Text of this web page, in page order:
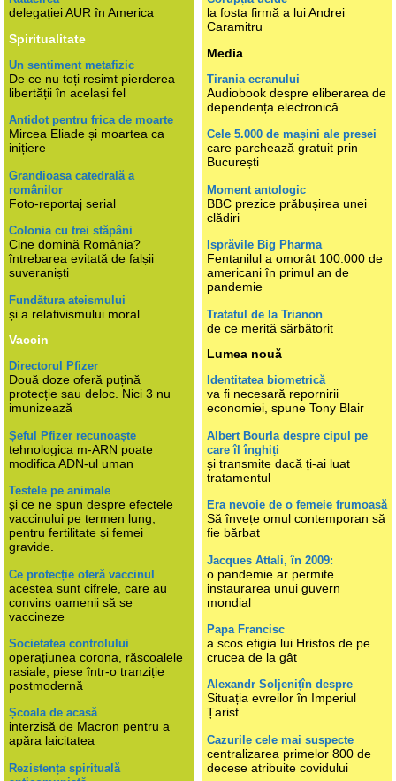
delegației AUR în America
Spiritualitate
Un sentiment metafizic
De ce nu toți resimt pierderea
libertății în același fel
Antidot pentru frica de moarte
Mircea Eliade și moartea ca
inițiere
Grandioasa catedrală a
românilor
Foto-reportaj serial
Colonia cu trei stăpâni
Cine domină România?
întrebarea evitată de falșii
suveraniști
Fundătura ateismului
și a relativismului moral
Vaccin
Directorul Pfizer
Două doze oferă puțină
protecție sau deloc. Nici 3 nu
imunizează
Șeful Pfizer recunoaște
tehnologica m-ARN poate
modifica ADN-ul uman
Testele pe animale
și ce ne spun despre efectele
vaccinului pe termen lung,
pentru fertilitate și femei
gravide.
Ce protecție oferă vaccinul
acestea sunt cifrele, care au
convins oamenii să se
vaccineze
Societatea controlului
operațiunea corona, răscoalele
rasiale, piese într-o tranziție
postmodernă
Școala de acasă
interzisă de Macron pentru a
apăra laicitatea
Rezistența spirituală
la fosta firmă a lui Andrei
Caramitru
Media
Tirania ecranului
Audiobook despre eliberarea de
dependența electronică
Cele 5.000 de mașini ale presei
care parchează gratuit prin
București
Moment antologic
BBC prezice prăbușirea unei
clădiri
Isprăvile Big Pharma
Fentanilul a omorât 100.000 de
americani în primul an de
pandemie
Tratatul de la Trianon
de ce merită sărbătorit
Lumea nouă
Identitatea biometrică
va fi necesară repornirii
economiei, spune Tony Blair
Albert Bourla despre cipul pe
care îl înghiți
și transmite dacă ți-ai luat
tratamentul
Era nevoie de o femeie frumoasă
Să învețe omul contemporan să
fie bărbat
Jacques Attali, în 2009:
o pandemie ar permite
instaurarea unui guvern
mondial
Papa Francisc
a scos efigia lui Hristos de pe
crucea de la gât
Alexandr Soljenițîn despre
Situația evreilor în Imperiul
Țarist
Cazurile cele mai suspecte
centralizarea primelor 800 de
decese atribuite covidului